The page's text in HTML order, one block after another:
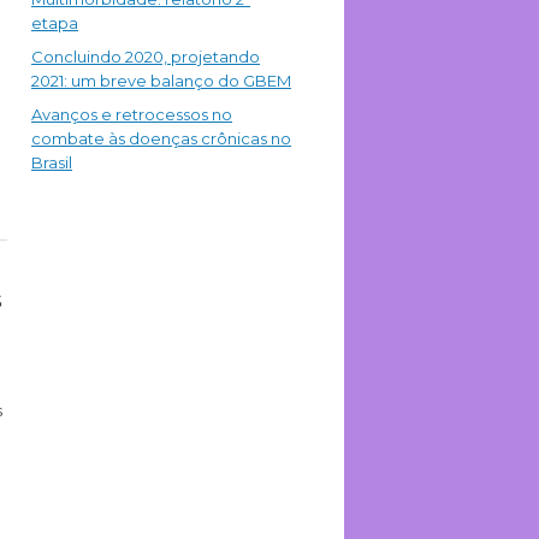
etapa
Concluindo 2020, projetando
2021: um breve balanço do GBEM
Avanços e retrocessos no
combate às doenças crônicas no
Brasil